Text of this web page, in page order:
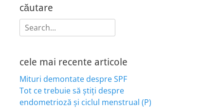
căutare
Search
for:
cele mai recente articole
Mituri demontate despre SPF
Tot ce trebuie să știți despre
endometrioză și ciclul menstrual (P)